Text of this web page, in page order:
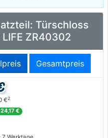
Türschloss
ZR40302
Gesamtpreis
€2
€